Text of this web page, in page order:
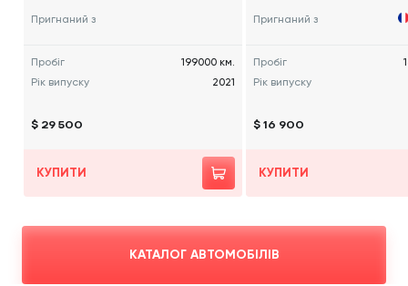
Пригнаний з
Пробіг
199000 км.
Рік випуску
2021
$ 29 500
КУПИТИ
Пригнаний з
Пробіг
Рік випуску
$ 16 900
КУПИТИ
КАТАЛОГ АВТОМОБІЛІВ